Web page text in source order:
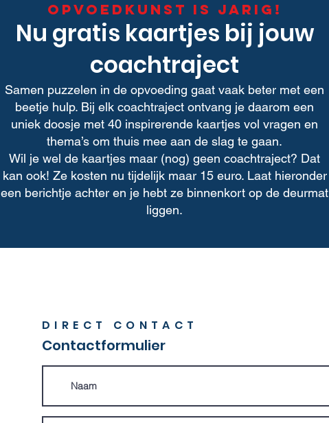
Opvoedkunst is jarig!
Nu gratis kaartjes bij jouw
coachtraject
Samen puzzelen in de opvoeding gaat vaak beter met een
beetje hulp. Bij elk coachtraject ontvang je daarom een
uniek doosje met 40 inspirerende kaartjes vol vragen en
thema’s om thuis mee aan de slag te gaan.
Wil je wel de kaartjes maar (nog) geen coachtraject? Dat
kan ook! Ze kosten nu tijdelijk maar 15 euro. Laat hieronder
een berichtje achter en je hebt ze binnenkort op de deurmat
liggen.
DIRECT CONTACT
Contactformulier